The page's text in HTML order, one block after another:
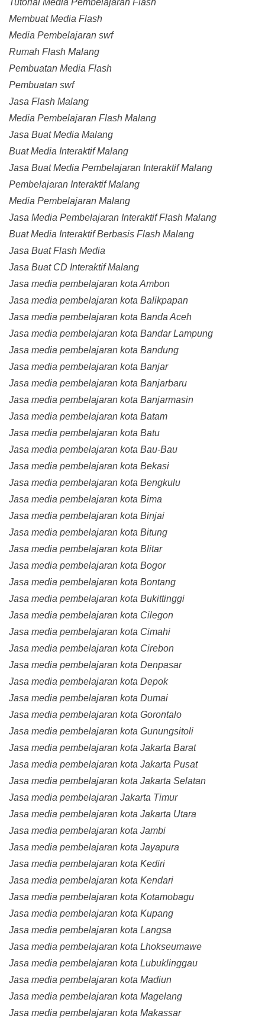
Tutorial Media Pembelajaran Flash
Membuat Media Flash
Media Pembelajaran swf
Rumah Flash Malang
Pembuatan Media Flash
Pembuatan swf
Jasa Flash Malang
Media Pembelajaran Flash Malang
Jasa Buat Media Malang
Buat Media Interaktif Malang
Jasa Buat Media Pembelajaran Interaktif Malang
Pembelajaran Interaktif Malang
Media Pembelajaran Malang
Jasa Media Pembelajaran Interaktif Flash Malang
Buat Media Interaktif Berbasis Flash Malang
Jasa Buat Flash Media
Jasa Buat CD Interaktif Malang
Jasa media pembelajaran kota Ambon
Jasa media pembelajaran kota Balikpapan
Jasa media pembelajaran kota Banda Aceh
Jasa media pembelajaran kota Bandar Lampung
Jasa media pembelajaran kota Bandung
Jasa media pembelajaran kota Banjar
Jasa media pembelajaran kota Banjarbaru
Jasa media pembelajaran kota Banjarmasin
Jasa media pembelajaran kota Batam
Jasa media pembelajaran kota Batu
Jasa media pembelajaran kota Bau-Bau
Jasa media pembelajaran kota Bekasi
Jasa media pembelajaran kota Bengkulu
Jasa media pembelajaran kota Bima
Jasa media pembelajaran kota Binjai
Jasa media pembelajaran kota Bitung
Jasa media pembelajaran kota Blitar
Jasa media pembelajaran kota Bogor
Jasa media pembelajaran kota Bontang
Jasa media pembelajaran kota Bukittinggi
Jasa media pembelajaran kota Cilegon
Jasa media pembelajaran kota Cimahi
Jasa media pembelajaran kota Cirebon
Jasa media pembelajaran kota Denpasar
Jasa media pembelajaran kota Depok
Jasa media pembelajaran kota Dumai
Jasa media pembelajaran kota Gorontalo
Jasa media pembelajaran kota Gunungsitoli
Jasa media pembelajaran kota Jakarta Barat
Jasa media pembelajaran kota Jakarta Pusat
Jasa media pembelajaran kota Jakarta Selatan
Jasa media pembelajaran Jakarta Timur
Jasa media pembelajaran kota Jakarta Utara
Jasa media pembelajaran kota Jambi
Jasa media pembelajaran kota Jayapura
Jasa media pembelajaran kota Kediri
Jasa media pembelajaran kota Kendari
Jasa media pembelajaran kota Kotamobagu
Jasa media pembelajaran kota Kupang
Jasa media pembelajaran kota Langsa
Jasa media pembelajaran kota Lhokseumawe
Jasa media pembelajaran kota Lubuklinggau
Jasa media pembelajaran kota Madiun
Jasa media pembelajaran kota Magelang
Jasa media pembelajaran kota Makassar